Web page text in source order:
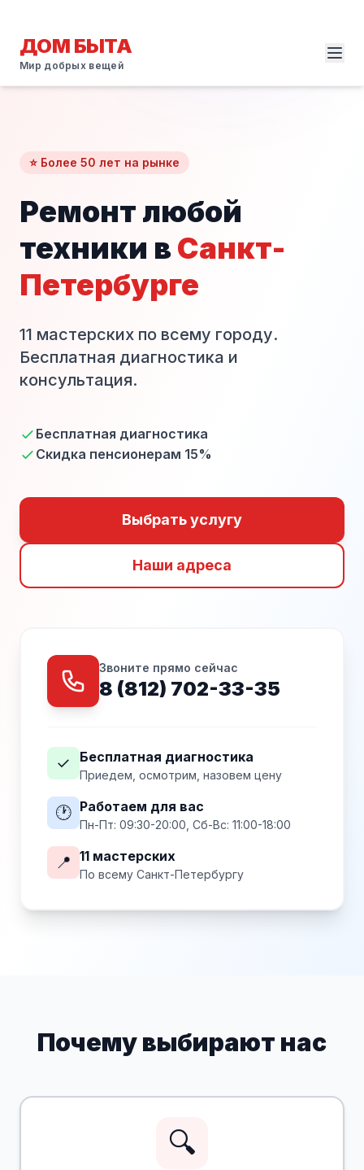
ДОМ БЫТА
Мир добрых вещей
⭐ Более 50 лет на рынке
Ремонт любой
техники вСанкт-
Петербурге
11 мастерских по всему городу.
Бесплатная диагностика и
консультация.
Бесплатная диагностика
Скидка пенсионерам 15%
Выбрать услугу
Наши адреса
Звоните прямо сейчас
8 (812) 702-33-35
✓ Бесплатная диагностика
Приедем, осмотрим, назовем цену
🕐 Работаем для вас
Пн-Пт: 09:30-20:00, Сб-Вс: 11:00-18:00
📍 11 мастерских
По всему Санкт-Петербургу
Почему выбирают нас
🔍